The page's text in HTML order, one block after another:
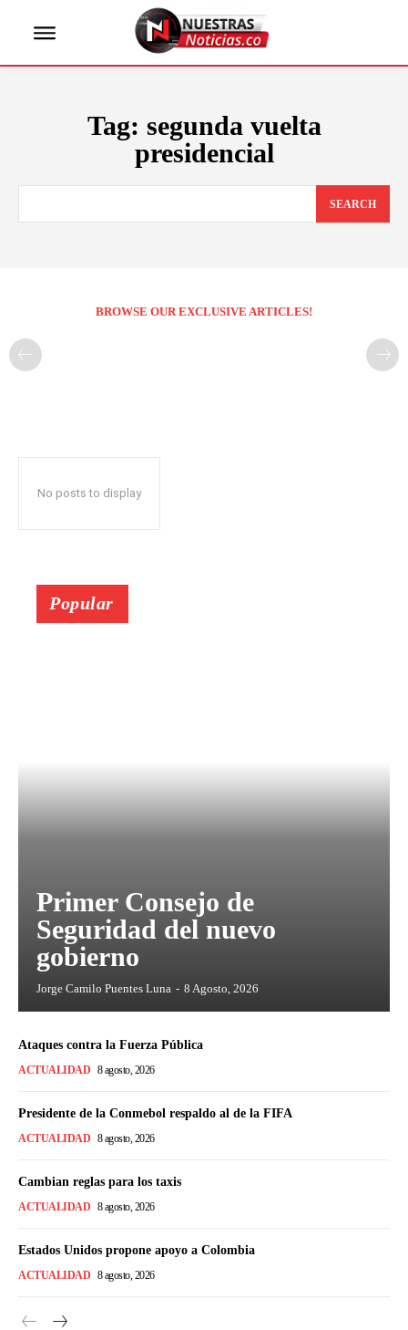
Tag: segunda vuelta
presidencial
SEARCH
BROWSE OUR EXCLUSIVE ARTICLES!
No posts to display
Popular
Primer Consejo de
Seguridad del nuevo
gobierno
Jorge Camilo Puentes Luna - 8 Agosto, 2026
Ataques contra la Fuerza Pública
ACTUALIDAD 8 agosto, 2026
Presidente de la Conmebol respaldo al de la FIFA
ACTUALIDAD 8 agosto, 2026
Cambian reglas para los taxis
ACTUALIDAD 8 agosto, 2026
Estados Unidos propone apoyo a Colombia
ACTUALIDAD 8 agosto, 2026